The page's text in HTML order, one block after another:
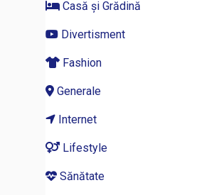
Casă și Grădină
Divertisment
Fashion
Generale
Internet
Lifestyle
Sănătate